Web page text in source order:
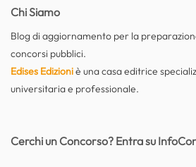
Chi Siamo
Blog di aggiornamento per la
concorsi pubblici.
Edises Edizioniè una casa editrice
universitaria e professionale.
Cerchi un Concorso? Entra su